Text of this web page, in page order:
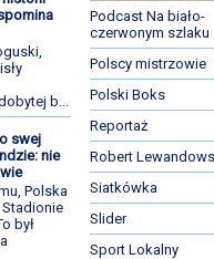
b...
swej
nie
Polska
Stadionie
był
Podcast Na biało-
czerwonym szlaku
Polscy mistrzowie
Polski Boks
Reportaż
Robert
Siatkówka
Slider
Sport Lokalny